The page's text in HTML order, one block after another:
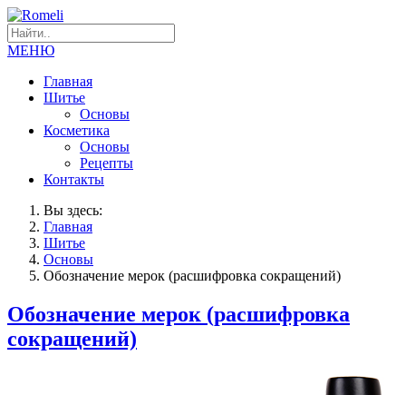
МЕНЮ
Главная
Шитье
Основы
Косметика
Основы
Рецепты
Контакты
Вы здесь:
Главная
Шитье
Основы
Обозначение мерок (расшифровка сокращений)
Обозначение мерок (расшифровка
сокращений)